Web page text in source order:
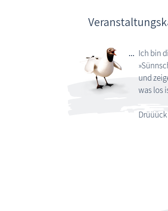
Ich bin
und
was los